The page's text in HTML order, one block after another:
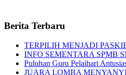
Berita Terbaru
TERPILIH MENJADI
INFO SEMENTARA SPMB
Puluhan Guru Pelaihari
JUARA LOMBA